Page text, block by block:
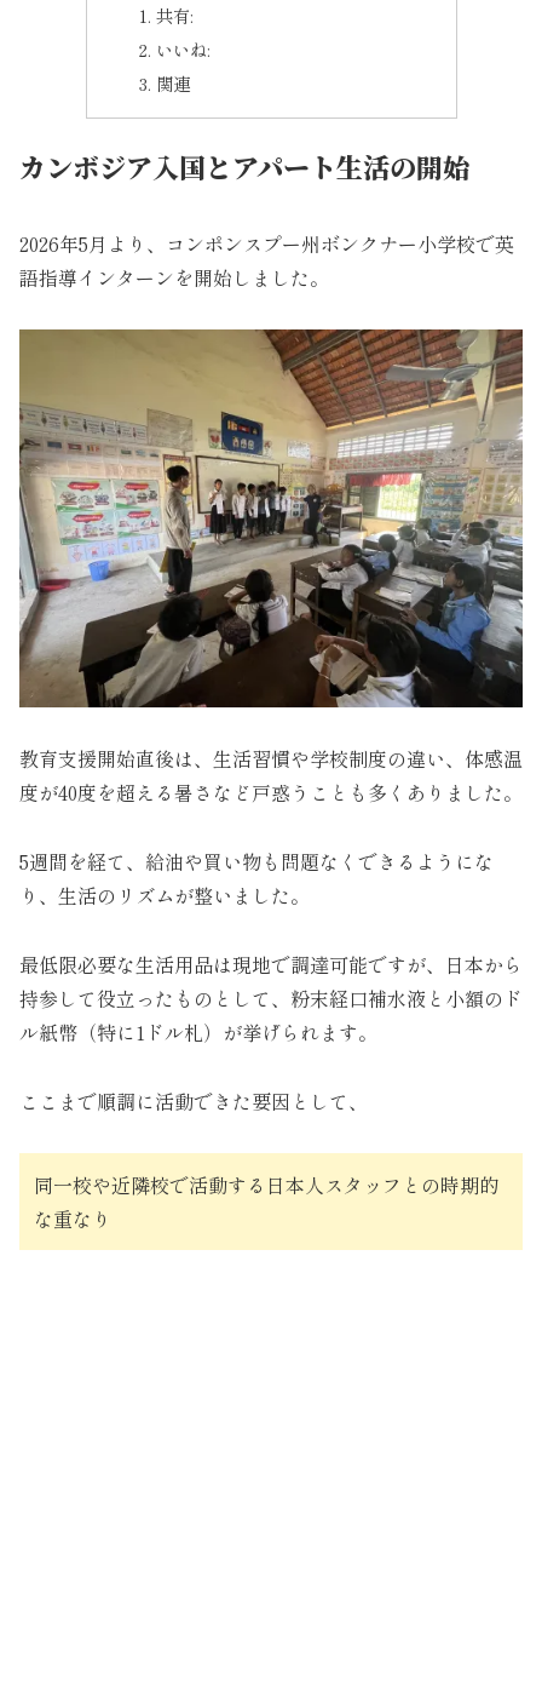
共有:
いいね:
関連
カンボジア入国とアパート生活の開始
2026年5月より、コンポンスプー州ボンクナー小学校で英
語指導インターンを開始しました。
教育支援開始直後は、生活習慣や学校制度の違い、体感温
度が40度を超える暑さなど戸惑うことも多くありました。
5週間を経て、給油や買い物も問題なくできるようにな
り、生活のリズムが整いました。
最低限必要な生活用品は現地で調達可能ですが、日本から
持参して役立ったものとして、粉末経口補水液と小額のド
ル紙幣（特に1ドル札）が挙げられます。
ここまで順調に活動できた要因として、
同一校や近隣校で活動する日本人スタッフとの時期的
な重なり